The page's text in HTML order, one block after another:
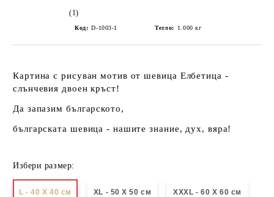
(1)
Код: D-1003-1 Тегло: 1.000 кг
Картина с рисуван мотив отшевица Елбетица -
слънчевия двоен кръст!
Да запазим българското,
българската шевица - нашите знание, дух, вяра!
Избери размер:
L - 40 X 40 см XL - 50 X 50 см XXXL - 60 X 60 см